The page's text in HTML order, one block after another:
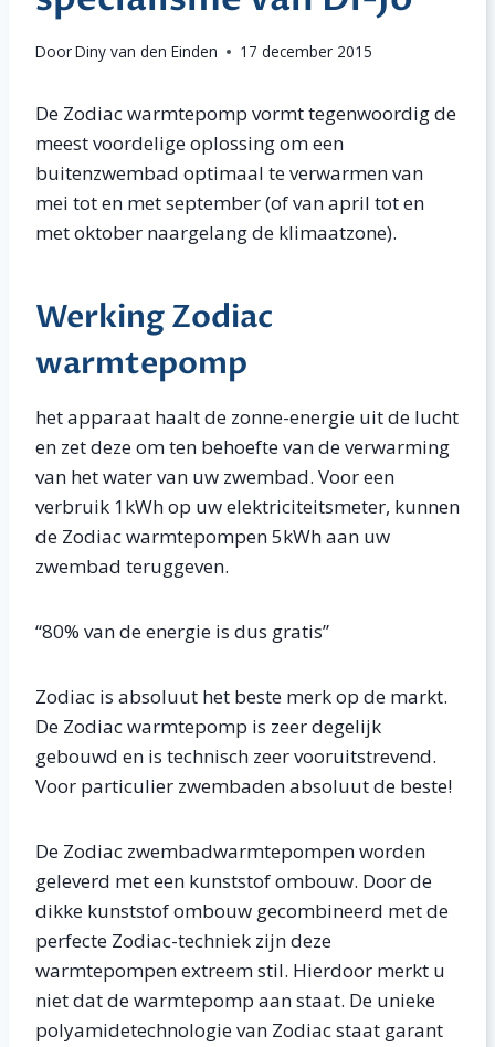
DoorDiny van den Einden 17 december 2015
De Zodiac warmtepomp vormt tegenwoordig de
meest voordelige oplossing om een
buitenzwembad optimaal te verwarmen van
mei tot en met september (of van april tot en
met oktober naargelang de klimaatzone).
Werking Zodiac
warmtepomp
het apparaat haalt de zonne-energie uit de lucht
en zet deze om ten behoefte van de verwarming
van het water van uw zwembad. Voor een
verbruik 1kWh op uw elektriciteitsmeter, kunnen
de Zodiac warmtepompen 5kWh aan uw
zwembad teruggeven.
“80% van de energie is dus gratis”
Zodiac is absoluut het beste merk op de markt.
De Zodiac warmtepomp is zeer degelijk
gebouwd en is technisch zeer vooruitstrevend.
Voor particulier zwembaden absoluut de beste!
De Zodiac zwembadwarmtepompen worden
geleverd met een kunststof ombouw. Door de
dikke kunststof ombouw gecombineerd met de
perfecte Zodiac-techniek zijn deze
warmtepompen extreem stil. Hierdoor merkt u
niet dat de warmtepomp aan staat. De unieke
polyamidetechnologie van Zodiac staat garant